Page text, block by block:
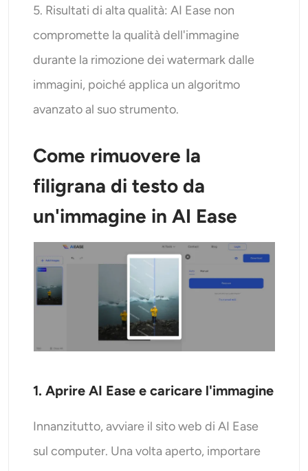
5. Risultati di alta qualità: AI Ease non
compromette la qualità dell'immagine
durante la rimozione dei watermark dalle
immagini, poiché applica un algoritmo
avanzato al suo strumento.
Come rimuovere la
filigrana di testo da
un'immagine in AI Ease
1. Aprire AI Ease e caricare l'immagine
Innanzitutto, avviare il sito web di AI Ease
sul computer. Una volta aperto, importare